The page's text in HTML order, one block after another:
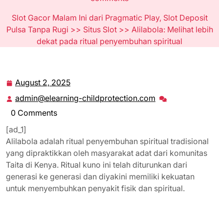
Slot Gacor Malam Ini dari Pragmatic Play, Slot Deposit
Pulsa Tanpa Rugi >> Situs Slot>> Alilabola: Melihat lebih
dekat pada ritual penyembuhan spiritual
August 2, 2025
2,
admin@elearning-childprotection.com
0 Comments
[ad_1]
Alilabola adalah ritual penyembuhan spiritual tradisional
yang dipraktikkan oleh masyarakat adat dari komunitas
Taita di Kenya. Ritual kuno ini telah diturunkan dari
generasi ke generasi dan diyakini memiliki kekuatan
untuk menyembuhkan penyakit fisik dan spiritual.